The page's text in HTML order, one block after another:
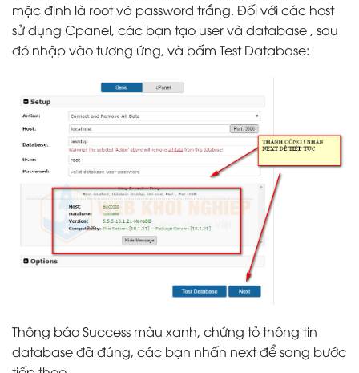
mặc định là root và password trắng. Đối với các host
sử dụng Cpanel, các bạn tạo user và database , sau
đó nhập vào tương ứng, và bấm Test Database:
Thông báo Success màu xanh, chứng tỏ thông tin
database đã đúng, các bạn nhấn next để sang bước